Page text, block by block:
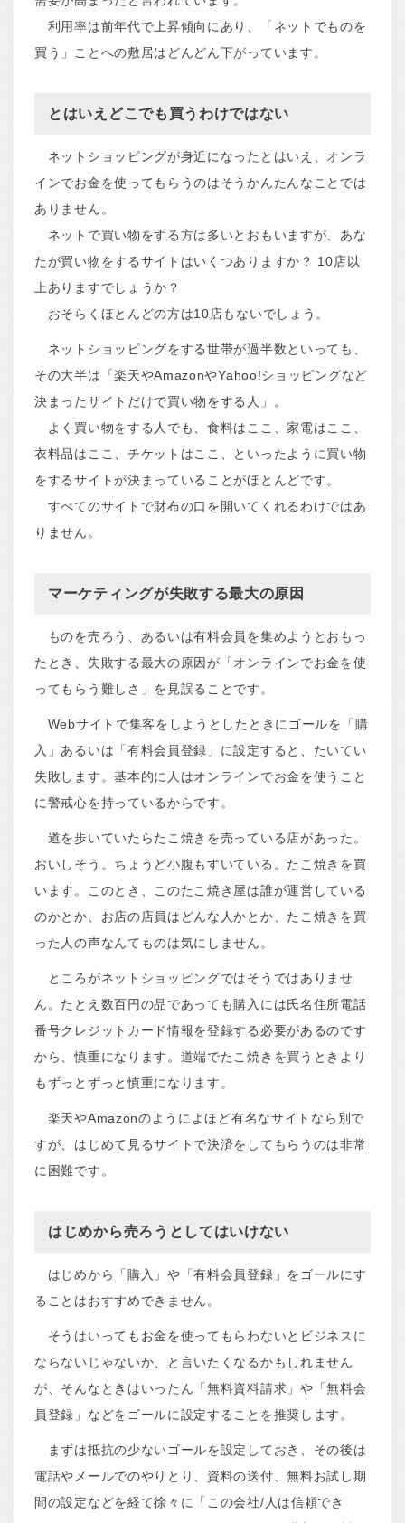
利用率は前年代で上昇傾向にあり、「ネットでものを
買う」ことへの敷居はどんどん下がっています。
とはいえどこでも買うわけではない
ネットショッピングが身近になったとはいえ、オンラ
インでお金を使ってもらうのはそうかんたんなことでは
ありません。
ネットで買い物をする方は多いとおもいますが、あな
たが買い物をするサイトはいくつありますか？ 10店以
上ありますでしょうか？
おそらくほとんどの方は10店もないでしょう。
ネットショッピングをする世帯が過半数といっても、
その大半は「楽天やAmazonやYahoo!ショッピングなど
決まったサイトだけで買い物をする人」。
よく買い物をする人でも、食料はここ、家電はここ、
衣料品はここ、チケットはここ、といったように買い物
をするサイトが決まっていることがほとんどです。
すべてのサイトで財布の口を開いてくれるわけではあ
りません。
マーケティングが失敗する最大の原因
ものを売ろう、あるいは有料会員を集めようとおもっ
たとき、失敗する最大の原因が「オンラインでお金を使
ってもらう難しさ」を見誤ることです。
Webサイトで集客をしようとしたときにゴールを「購
入」あるいは「有料会員登録」に設定すると、たいてい
失敗します。基本的に人はオンラインでお金を使うこと
に警戒心を持っているからです。
道を歩いていたらたこ焼きを売っている店があった。
おいしそう。ちょうど小腹もすいている。たこ焼きを買
います。このとき、このたこ焼き屋は誰が運営している
のかとか、お店の店員はどんな人かとか、たこ焼きを買
った人の声なんてものは気にしません。
ところがネットショッピングではそうではありませ
ん。たとえ数百円の品であっても購入には氏名住所電話
番号クレジットカード情報を登録する必要があるのです
から、慎重になります。道端でたこ焼きを買うときより
もずっとずっと慎重になります。
楽天やAmazonのようによほど有名なサイトなら別で
すが、はじめて見るサイトで決済をしてもらうのは非常
に困難です。
はじめから売ろうとしてはいけない
はじめから「購入」や「有料会員登録」をゴールにす
ることはおすすめできません。
そうはいってもお金を使ってもらわないとビジネスに
ならないじゃないか、と言いたくなるかもしれません
が、そんなときはいったん「無料資料請求」や「無料会
員登録」などをゴールに設定することを推奨します。
まずは抵抗の少ないゴールを設定しておき、その後は
電話やメールでのやりとり、資料の送付、無料お試し期
間の設定などを経て徐々に「この会社/人は信頼でき